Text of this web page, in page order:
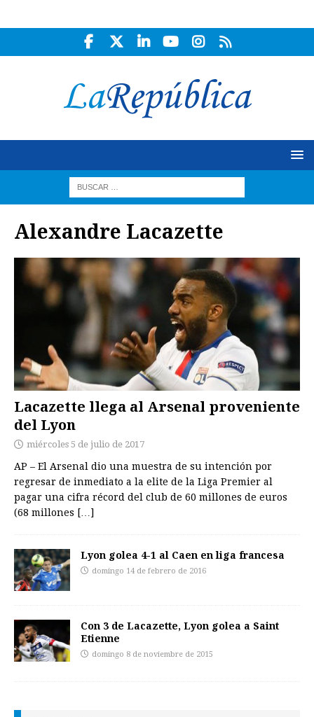
Alexandre Lacazette
Lacazette llega al Arsenal proveniente
del Lyon
miércoles 5 de julio de 2017
AP – El Arsenal dio una muestra de su intención por
regresar de inmediato a la elite de la Liga Premier al
pagar una cifra récord del club de 60 millones de euros
(68 millones […]
Lyon golea 4-1 al Caen en liga francesa
domingo 14 de febrero de 2016
Con 3 de Lacazette, Lyon golea a Saint
Etienne
domingo 8 de noviembre de 2015